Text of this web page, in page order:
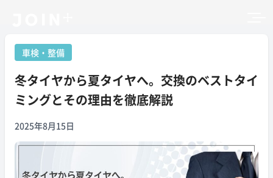
車検・整備
冬タイヤから夏タイヤへ。交換のベストタイ
ミングとその理由を徹底解説
2025年8月15日